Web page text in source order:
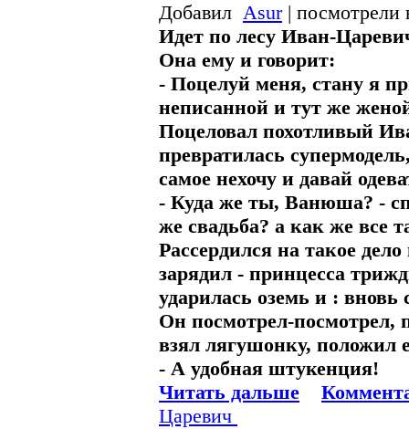
Добавил Asur| посмотрели
Идет по лесу Иван-
Она ему и говорит:
- Поцелуй меня, стану я
неписанной и тут же
Поцеловал похотливый
превратилась
самое нехочу и давай
- Куда же ты, Ванюша? -
же свадьба? а как же все
Рассердился на такое
зарядил - принцесса
ударилась оземь и : вновь
Он посмотрел-посмотрел,
взял лягушонку, положил
- А удобная штукенция!
Читать дальше
Царевич